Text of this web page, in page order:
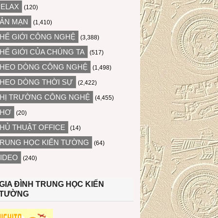
(120)
MẠN (1,410)
GIỚI CÔNG NGHỆ (3,388)
GIỚI CỦA CHÚNG TA (517)
DÒNG CÔNG NGHỆ (1,498)
DÒNG THỜI SỰ (2,422)
TRƯỜNG CÔNG NGHỆ (4,455)
(20)
THUẬT OFFICE (14)
HỌC KIẾN TƯỜNG (64)
(240)
ĐÌNH TRUNG HỌC KIẾN